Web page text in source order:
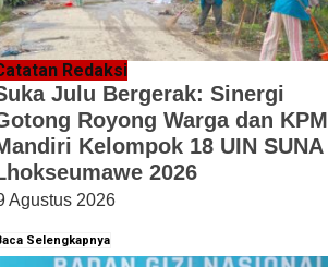
Redaksi
Julu Bergerak: Sinergi
Royong Warga dan KPM
Kelompok 18 UIN SUNA
2026
Agustus 2026
Selengkapnya